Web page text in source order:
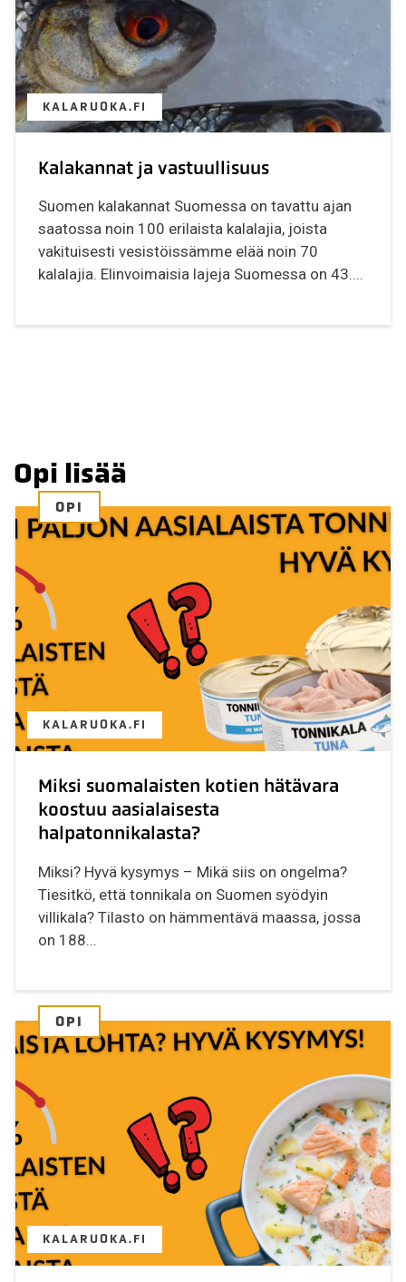
KALARUOKA.FI
Kalakannat ja vastuullisuus
Suomen kalakannat Suomessa on tavattu ajan
saatossa noin 100 erilaista kalalajia, joista
vakituisesti vesistöissämme elää noin 70
kalalajia. Elinvoimaisia lajeja Suomessa on 43....
Opi lisää
OPI
KALARUOKA.FI
Miksi suomalaisten kotien hätävara
koostuu aasialaisesta
halpatonnikalasta?
Miksi? Hyvä kysymys – Mikä siis on ongelma?
Tiesitkö, että tonnikala on Suomen syödyin
villikala? Tilasto on hämmentävä maassa, jossa
on 188...
OPI
KALARUOKA.FI